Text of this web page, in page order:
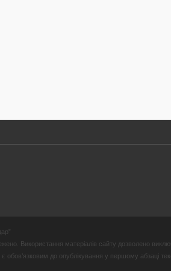
Використання матеріалів сайту дозволено
є обов’язковим до опублікування у першому абзаці